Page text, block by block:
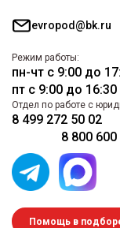
evropod@bk.ru
Режим работы:
пн-чт с 9:00 до
пт с 9:00 до 16:30
Отдел по работе с
8 499 272 50 02
8 800
Помощь в